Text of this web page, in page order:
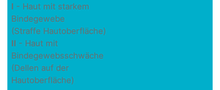
I - Haut mit starkem
Bindegewebe
(Straffe Hautoberfläche)
II - Haut mit
Bindegewebsschwäche
(Dellen auf der
Hautoberfläche)